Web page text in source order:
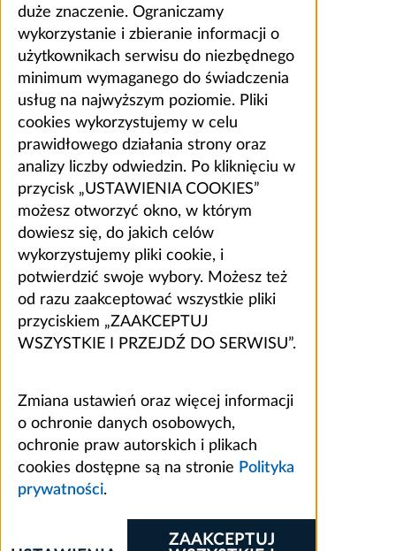
duże znaczenie. Ograniczamy
wykorzystanie i zbieranie informacji o
użytkownikach serwisu do niezbędnego
minimum wymaganego do świadczenia
usług na najwyższym poziomie. Pliki
cookies wykorzystujemy w celu
prawidłowego działania strony oraz
analizy liczby odwiedzin. Po kliknięciu w
przycisk „USTAWIENIA COOKIES”
możesz otworzyć okno, w którym
dowiesz się, do jakich celów
wykorzystujemy pliki cookie, i
potwierdzić swoje wybory. Możesz też
od razu zaakceptować wszystkie pliki
przyciskiem „ZAAKCEPTUJ
WSZYSTKIE I PRZEJDŹ DO SERWISU”.
Zmiana ustawień oraz więcej informacji
o ochronie danych osobowych,
ochronie praw autorskich i plikach
cookies dostępne są na stronie Polityka
prywatności.
ZAAKCEPTUJ